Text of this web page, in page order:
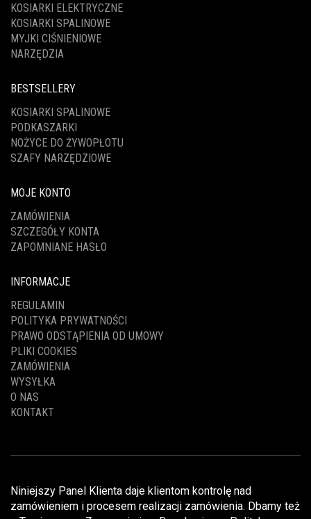
KOSIARKI ELEKTRYCZNE
KOSIARKI SPALINOWE
MYJKI CIŚNIENIOWE
NARZĘDZIA
BESTSELLERY
KOSIARKI SPALINOWE
PODKASZARKI
NOŻYCE DO ŻYWOPŁOTU
SZAFY NARZĘDZIOWE
MOJE KONTO
ZAMÓWIENIA
SZCZEGÓŁY KONTA
ZAPOMNIANE HASŁO
INFORMACJE
REGULAMIN
POLITYKA PRYWATNOŚCI
PRAWO ODSTĄPIENIA OD UMOWY
PLIKI COOKIES
ZAMÓWIENIA
WYSYŁKA
O NAS
KONTAKT
Niniejszy Panel Klienta daje klientom kontrolę nad
zamówieniem i procesem realizacji zamówienia. Dbamy też